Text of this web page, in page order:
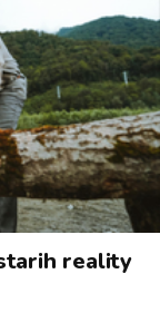
reality